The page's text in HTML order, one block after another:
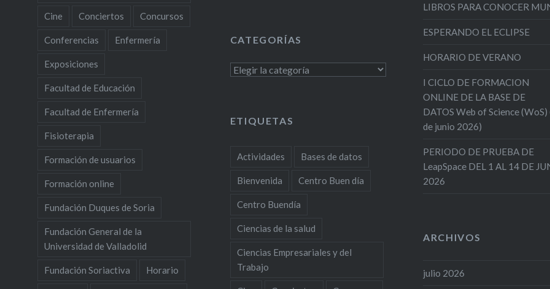
Cine Conciertos Concursos
Conferencias Enfermería
Exposiciones
Facultad de Educación
Facultad de Enfermería
Fisioterapia
Formación de usuarios
Formación online
Fundación Duques de Soria
Fundación General de la
Universidad de Valladolid
Fundación Soriactiva Horario
LIBROS PARA CONOCER
ESPERANDO EL ECLIPSE
HORARIO DE VERANO
I CICLO DE FORMACION
ONLINE DE LA BASE DE
DATOS Web of Science
de junio 2026)
PERIODO DE PRUEBA DE
LeapSpace DEL 1 AL 14 DE
2026
CATEGORÍAS
Categorías
ETIQUETAS
Actividades Bases de datos
Bienvenida Centro Buen día
Centro Buendía
Ciencias de la salud
Ciencias Empresariales y del
Trabajo
ARCHIVOS
julio 2026